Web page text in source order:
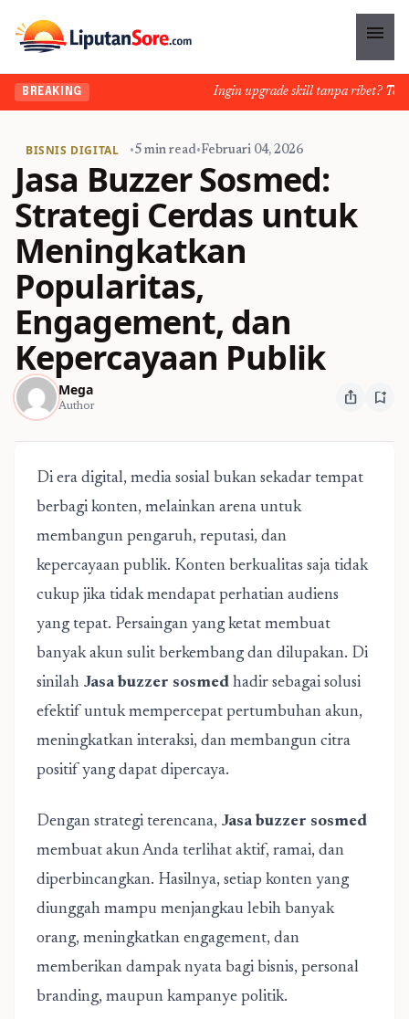
menu
BREAKING Ingin upgrade skill tanpa ribet?
BISNIS DIGITAL •5 min read•Februari 04, 2026
Jasa Buzzer Sosmed:
Strategi Cerdas untuk
Meningkatkan
Popularitas,
Engagement, dan
Kepercayaan Publik
Mega
Author ios_share bookmark_add
Di era digital, media sosial bukan sekadar tempat
berbagi konten, melainkan arena untuk
membangun pengaruh, reputasi, dan
kepercayaan publik. Konten berkualitas saja tidak
cukup jika tidak mendapat perhatian audiens
yang tepat. Persaingan yang ketat membuat
banyak akun sulit berkembang dan dilupakan. Di
sinilah Jasa buzzer sosmed hadir sebagai solusi
efektif untuk mempercepat pertumbuhan akun,
meningkatkan interaksi, dan membangun citra
positif yang dapat dipercaya.
Dengan strategi terencana, Jasa buzzer sosmed
membuat akun Anda terlihat aktif, ramai, dan
diperbincangkan. Hasilnya, setiap konten yang
diunggah mampu menjangkau lebih banyak
orang, meningkatkan engagement, dan
memberikan dampak nyata bagi bisnis, personal
branding, maupun kampanye politik.